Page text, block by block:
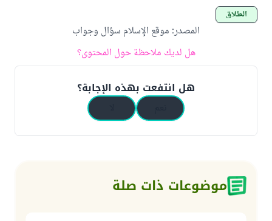
الطلاق
المصدر: موقع الإسلام سؤال وجواب
هل لديك ملاحظة حول المحتوى؟
هل انتفعت بهذه الإجابة؟
موضوعات ذات صلة